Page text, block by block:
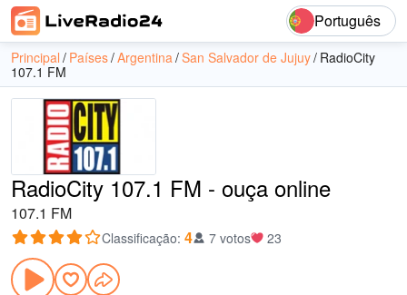
Português
Principal Países Argentina San Salvador de Jujuy RadioCity
107.1 FM
RadioCity 107.1 FM - ouça online
107.1 FM
Classificação: 4 7 votos 23